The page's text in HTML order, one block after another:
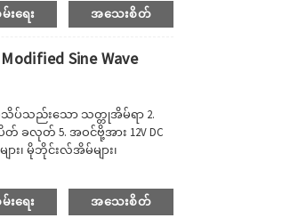
းရေး အသေးစိတ်
Sine Wave
လစ်သိပ်သည်းသော သတ္တုအိမ်ရာ 2.
ခလုတ် 5. အဝင်ဗို့အား 12V DC
ား၊ မိုဘိုင်းလ်အိမ်များ၊
အခြားမော်ဒယ်များ ထုပ်ပိုး
းရေး အသေးစိတ်